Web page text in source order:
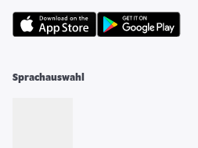
Sprachauswahl